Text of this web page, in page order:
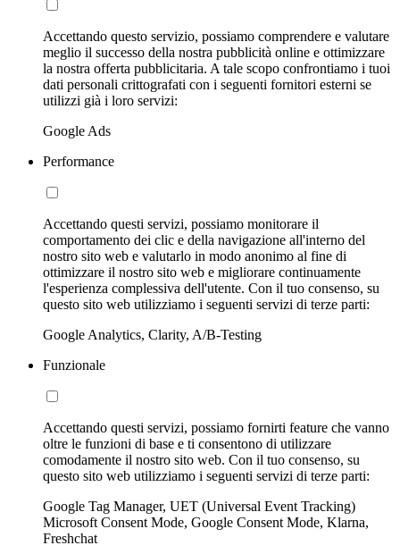
Accettando questo servizio, possiamo comprendere e valutare
meglio il successo della nostra pubblicità online e ottimizzare
la nostra offerta pubblicitaria. A tale scopo confrontiamo i tuoi
dati personali crittografati con i seguenti fornitori esterni se
utilizzi già i loro servizi:
Google Ads
Performance
Accettando questi servizi, possiamo monitorare il
comportamento dei clic e della navigazione all'interno del
nostro sito web e valutarlo in modo anonimo al fine di
ottimizzare il nostro sito web e migliorare continuamente
l'esperienza complessiva dell'utente. Con il tuo consenso, su
questo sito web utilizziamo i seguenti servizi di terze parti:
Google Analytics, Clarity, A/B-Testing
Funzionale
Accettando questi servizi, possiamo fornirti feature che vanno
oltre le funzioni di base e ti consentono di utilizzare
comodamente il nostro sito web. Con il tuo consenso, su
questo sito web utilizziamo i seguenti servizi di terze parti:
Google Tag Manager, UET (Universal Event Tracking)
Microsoft Consent Mode, Google Consent Mode, Klarna,
Freshchat